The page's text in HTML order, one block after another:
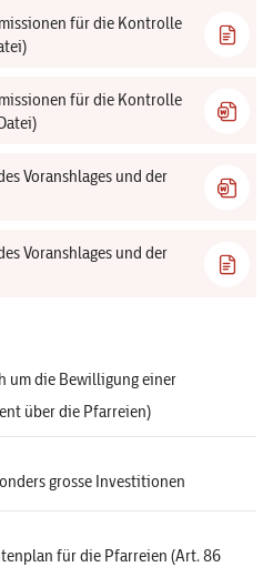
für die Kontrolle
für die Kontrolle
Voranshlages und der
Voranshlages und der
um die Bewilligung einer
über die Pfarreien)
grosse Investitionen
für die Pfarreien (Art. 86